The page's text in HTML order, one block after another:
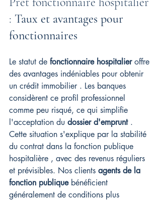
: Taux et avantages pour
fonctionnaires
Le statut de fonctionnaire hospitalier offre
des avantages indéniables pour obtenir
un crédit immobilier . Les banques
considèrent ce profil professionnel
comme peu risqué, ce qui simplifie
l'acceptation du dossier d'emprunt .
Cette situation s'explique par la stabilité
du contrat dans la fonction publique
hospitalière , avec des revenus réguliers
et prévisibles. Nos clients agents de la
fonction publique bénéficient
généralement de conditions plus